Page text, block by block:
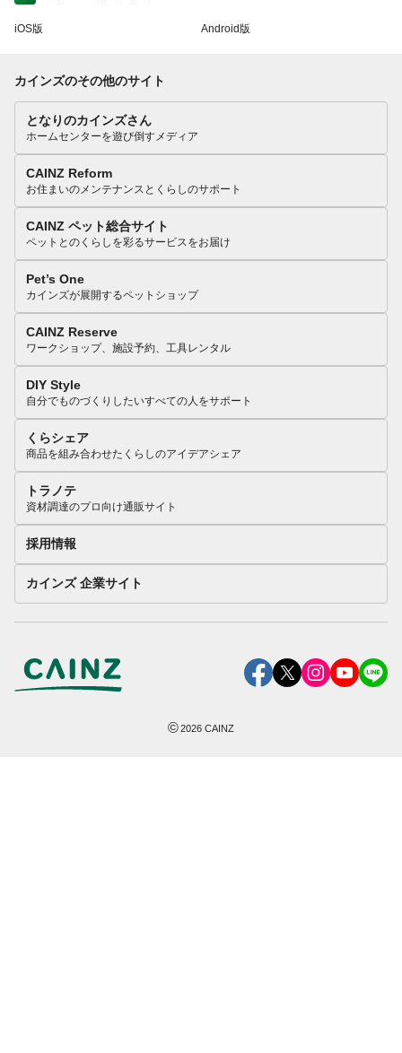
iOS版 Android版
カインズのその他のサイト
となりのカインズさん
ホームセンターを遊び倒すメディア
CAINZ Reform
お住まいのメンテナンスとくらしのサポート
CAINZ ペット総合サイト
ペットとのくらしを彩るサービスをお届け
Pet’s One
カインズが展開するペットショップ
CAINZ Reserve
ワークショップ、施設予約、工具レンタル
DIY Style
自分でものづくりしたいすべての人をサポート
くらシェア
商品を組み合わせたくらしのアイデアシェア
トラノテ
資材調達のプロ向け通販サイト
採用情報
カインズ 企業サイト
©2026 CAINZ